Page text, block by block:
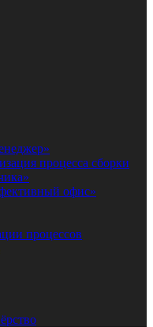
процесса сборки
офис»
процессов